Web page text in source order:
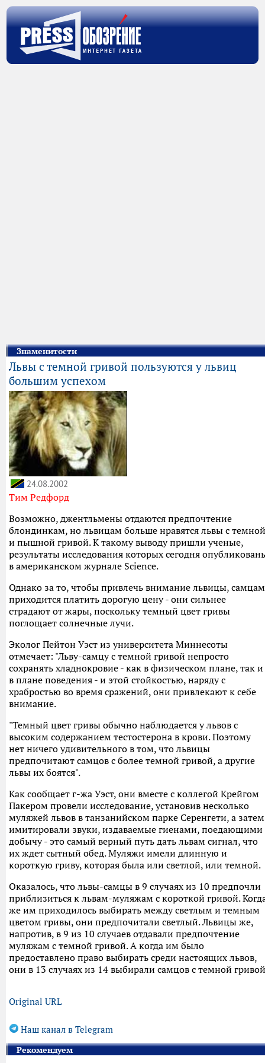
Знаменитости
Львы с темной гривой пользуются у львиц
большим успехом
24.08.2002
Тим Редфорд
Возможно, джентльмены отдаются предпочтение
блондинкам, но львицам больше нравятся львы с темной
и пышной гривой. К такому выводу пришли ученые,
результаты исследования которых сегодня
в американском журнале Science.
Однако за то, чтобы привлечь внимание львицы, самцам
приходится платить дорогую цену - они сильнее
страдают от жары, поскольку темный цвет гривы
поглощает солнечные лучи.
Эколог Пейтон Уэст из университета Миннесоты
отмечает: "Льву-самцу с темной гривой непросто
сохранять хладнокровие - как в физическом плане, так и
в плане поведения - и этой стойкостью, наряду с
храбростью во время сражений, они привлекают к себе
внимание.
"Темный цвет гривы обычно наблюдается у львов с
высоким содержанием тестостерона в крови. Поэтому
нет ничего удивительного в том, что львицы
предпочитают самцов с более темной гривой, а другие
львы их боятся".
Как сообщает г-жа Уэст, они вместе с коллегой Крейгом
Пакером провели исследование, установив несколько
муляжей львов в танзанийском парке Серенгети, а затем
имитировали звуки, издаваемые гиенами, поедающими
добычу - это самый верный путь дать львам сигнал, что
их ждет сытный обед. Муляжи имели длинную и
короткую гриву, которая была или светлой, или темной.
Оказалось, что львы-самцы в 9 случаях из 10 предпочли
приблизиться к львам-муляжам с короткой гривой.
же им приходилось выбирать между светлым и темным
цветом гривы, они предпочитали светлый. Львицы же,
напротив, в 9 из 10 случаев отдавали предпочтение
муляжам с темной гривой. А когда им было
предоставлено право выбирать среди настоящих львов,
они в 13 случаях из 14 выбирали самцов с темной
Original URL
Наш канал в Telegram
Рекомендуем